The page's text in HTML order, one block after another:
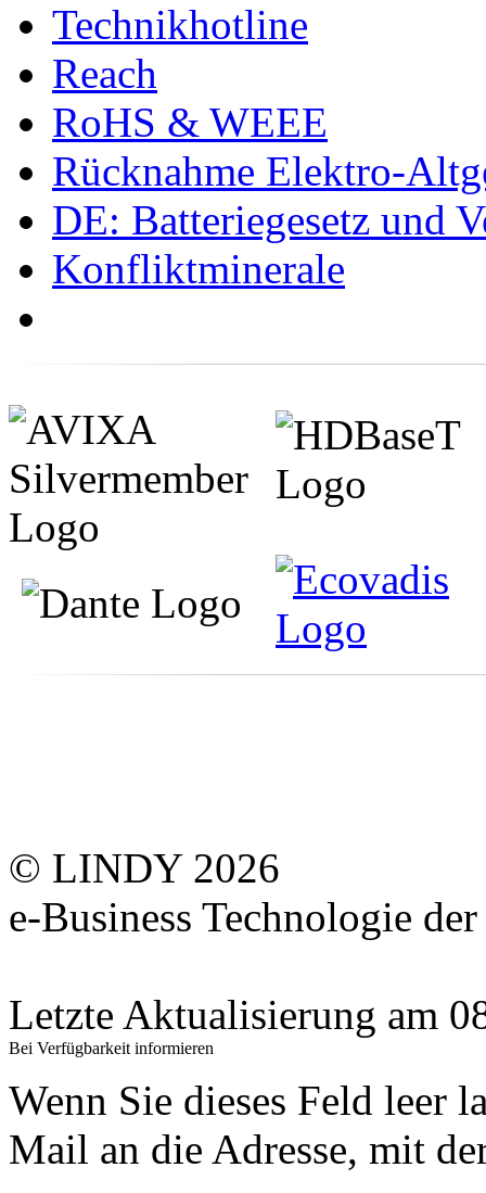
Technikhotline
Reach
RoHS & WEEE
Rücknahme Elektro-
DE: Batteriegesetz und
Konfliktminerale
© LINDY 2026
e-Business Technologie
Letzte Aktualisierung am
Bei Verfügbarkeit informieren
Wenn Sie dieses Feld leer
Mail an die Adresse, mit